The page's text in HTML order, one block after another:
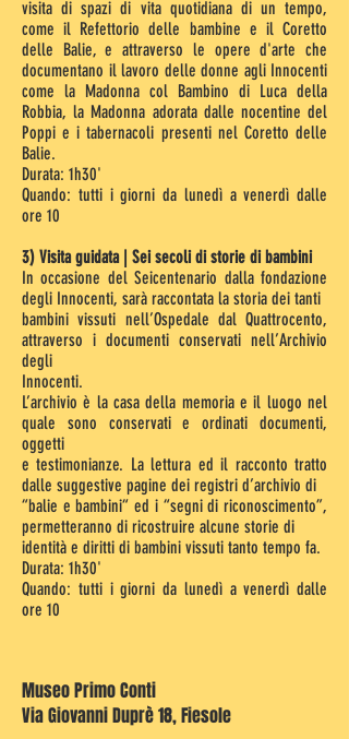
visita di spazi di vita quotidiana di un tempo,
come il Refettorio delle bambine e il Coretto
delle Balie, e attraverso le opere d'arte che
documentano il lavoro delle donne agli Innocenti
come la Madonna col Bambino di Luca della
Robbia, la Madonna adorata dalle nocentine del
Poppi e i tabernacoli presenti nel Coretto delle
Balie.
Durata: 1h30'
Quando: tutti i giorni da lunedì a venerdì dalle
ore 10
3) Visita guidata | Sei secoli di storie di bambini
In occasione del Seicentenario dalla fondazione
degli Innocenti, sarà raccontata la storia dei tanti
bambini vissuti nell’Ospedale dal Quattrocento,
attraverso i documenti conservati nell’Archivio
degli
Innocenti.
L’archivio è la casa della memoria e il luogo nel
quale sono conservati e ordinati documenti,
oggetti
e testimonianze. La lettura ed il racconto tratto
dalle suggestive pagine dei registri d’archivio di
“balie e bambini“ ed i “segni di riconoscimento”,
permetteranno di ricostruire alcune storie di
identità e diritti di bambini vissuti tanto tempo fa.
Durata: 1h30'
Quando: tutti i giorni da lunedì a venerdì dalle
ore 10
Museo Primo Conti
Via Giovanni Duprè 18, Fiesole